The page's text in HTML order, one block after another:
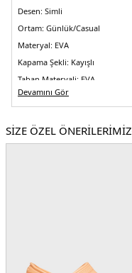
Desen: Simli
Ortam: Günlük/Casual
Materyal: EVA
Kapama Şekli: Kayışlı
Taban Materyali: EVA
Burun Tipi:Yuvarlak Burun
Topuk Tipi:Düz
Yaş Grubu:Çocuk
Devamını Gör
SİZE ÖZEL ÖNERİLERİMİZ